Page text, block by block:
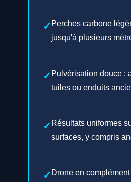
Perches carbone
jusqu'à plusieurs
Pulvérisation douce :
tuiles ou enduits
Résultats uniformes
surfaces, y compris
Drone en